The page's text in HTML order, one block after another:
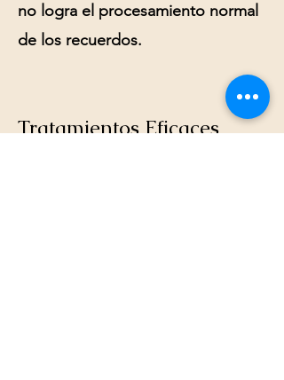
no logra el procesamiento normal
de los recuerdos.
Tratamientos Eficaces